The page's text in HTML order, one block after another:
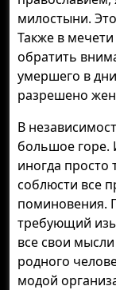
милостыни.
Также в
обратить
умершего в
разрешено
В
большое горе.
иногда
соблюсти все
поминовения.
требующий
все свои
родного
модой